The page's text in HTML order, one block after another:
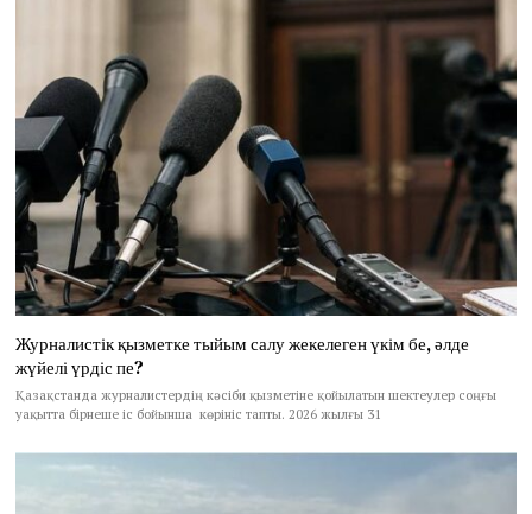
Журналистік қызметке тыйым салу жекелеген үкім бе, әлде
жүйелі үрдіс пе?
Қазақстанда журналистердің кәсіби қызметіне қойылатын шектеулер соңғы
уақытта бірнеше іс бойынша көрініс тапты. 2026 жылғы 31